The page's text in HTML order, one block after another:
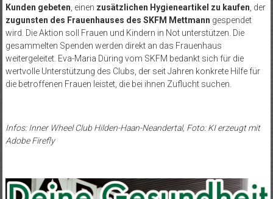
Kunden gebeten , einen zusätzlichen Hygieneartikel zu kaufen , der
zugunsten des Frauenhauses des SKFM Mettmann gespendet
wird. Die Aktion soll Frauen und Kindern in Not unterstützen. Die
gesammelten Spenden werden direkt an das Frauenhaus
weitergeleitet. Eva-Maria Düring vom SKFM bedankt sich für die
wertvolle Unterstützung des Clubs, der seit Jahren konkrete Hilfe für
die betroffenen Frauen leistet, die bei ihnen Zuflucht suchen.
Infos: Inner Wheel Club Hilden-Haan-Neandertal, Foto: KI erzeugt mit
Adobe Firefly